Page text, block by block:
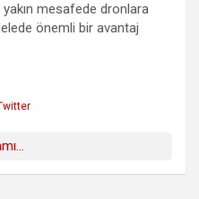
mesafede dronlara
önemli bir avantaj